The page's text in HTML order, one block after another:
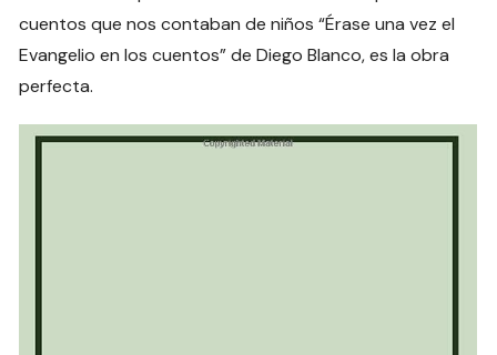
cuentos que nos contaban de niños “Érase una vez el
Evangelio en los cuentos” de Diego Blanco, es la obra
perfecta.